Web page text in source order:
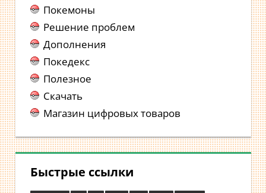
Покемоны
Решение проблем
Дополнения
Покедекс
Полезное
Скачать
Магазин цифровых товаров
Быстрые ссылки